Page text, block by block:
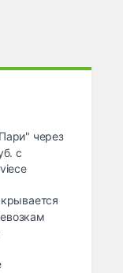
через
с